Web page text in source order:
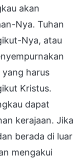
akan
Nya. Tuhan
Nya, atau
harus
Kristus.
dapat
kerajaan. Jika
berada di luar
mengakui